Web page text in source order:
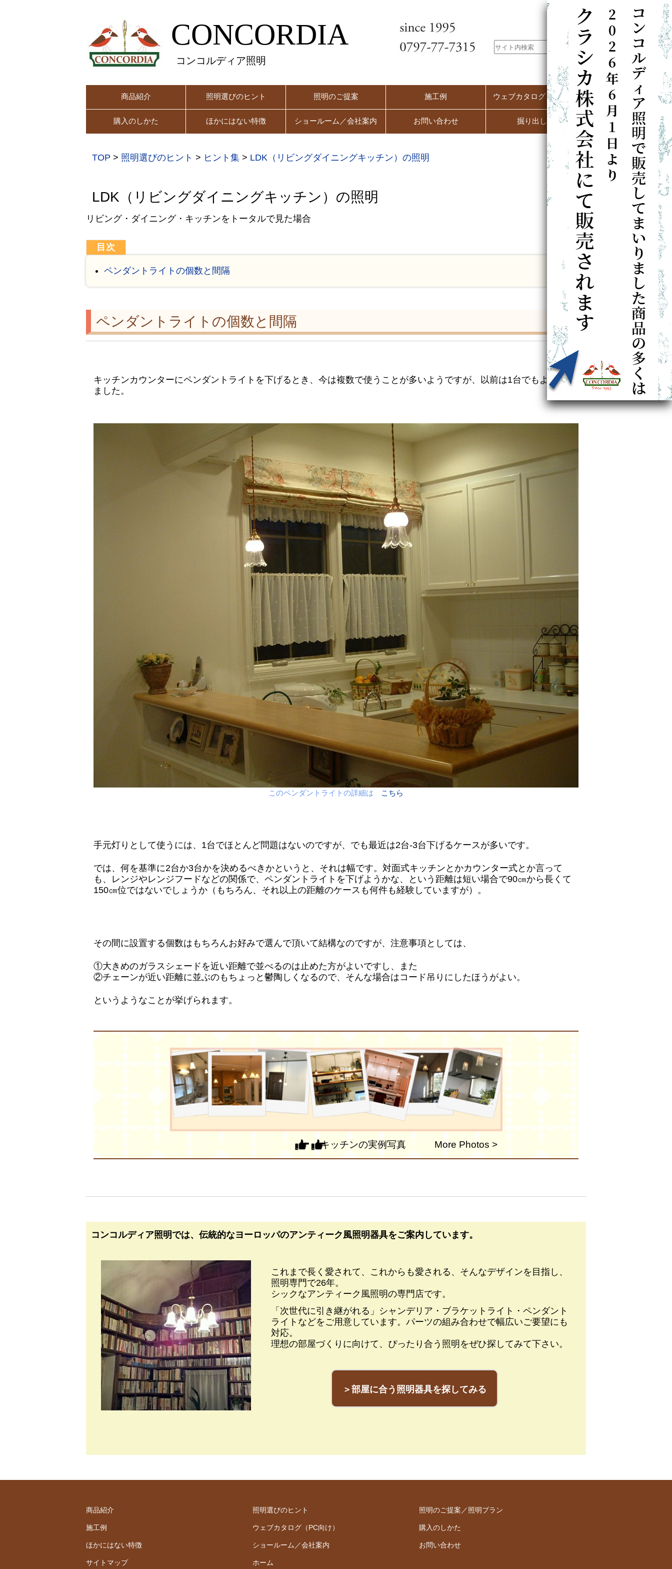
CONCORDIA
コンコルディア照明
商品紹介 照明選びのヒント 照明のご提案 施工例 ウェブカタログ（PC用）
購入のしかた ほかにはない特徴 ショールーム／会社案内 お問い合わせ 掘り出し市
TOP > 照明選びのヒント > ヒント集 > LDK（リビングダイニングキッチン）の照明
LDK（リビングダイニングキッチン）の照明
リビング・ダイニング・キッチンをトータルで見た場合
ペンダントライトの個数と間隔
ペンダントライトの個数と間隔
キッチンカウンターにペンダントライトを下げるとき、今は複数で使うことが多いようですが、以前は1台でもよく使い
ました。
このペンダントライトの詳細は こちら
手元灯りとして使うには、1台でほとんど問題はないのですが、でも最近は2台-3台下げるケースが多いです。
では、何を基準に2台か3台かを決めるべきかというと、それは幅です。対面式キッチンとかカウンター式とか言って
も、レンジやレンジフードなどの関係で、ペンダントライトを下げようかな、という距離は短い場合で90㎝から長くて
150㎝位ではないでしょうか（もちろん、それ以上の距離のケースも何件も経験していますが）。
その間に設置する個数はもちろんお好みで選んで頂いて結構なのですが、注意事項としては、
①大きめのガラスシェードを近い距離で並べるのは止めた方がよいですし、また
②チェーンが近い距離に並ぶのもちょっと鬱陶しくなるので、そんな場合はコード吊りにしたほうがよい。
というようなことが挙げられます。
キッチンの実例写真 More Photos >
コンコルディア照明では、伝統的なヨーロッパのアンティーク風照明器具をご案内しています。
これまで長く愛されて、これからも愛される、そんなデザインを目指し、
照明専門で26年。
シックなアンティーク風照明の専門店です。
「次世代に引き継がれる」シャンデリア・ブラケットライト・ペンダント
ライトなどをご用意しています。パーツの組み合わせで幅広いご要望にも
対応。
理想の部屋づくりに向けて、ぴったり合う照明をぜひ探してみて下さい。
＞部屋に合う照明器具を探してみる
商品紹介 照明選びのヒント 照明のご提案／照明プラン
施工例 ウェブカタログ（PC向け） 購入のしかた
ほかにはない特徴 ショールーム／会社案内 お問い合わせ
サイトマップ ホーム